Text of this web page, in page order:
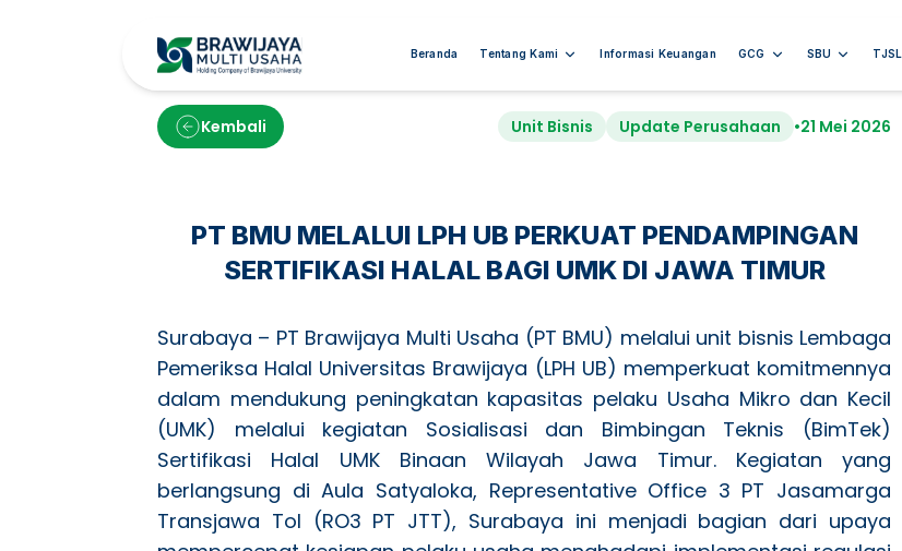
Beranda Tentang Kami Informasi Keuangan GCG SBU TJSL
Kembali Unit Bisnis Update Perusahaan •21 Mei 2026
PT BMU MELALUI LPH UB PERKUAT PENDAMPINGAN
SERTIFIKASI HALAL BAGI UMK DI JAWA TIMUR
Surabaya – PT Brawijaya Multi Usaha (PT BMU) melalui unit bisnis Lembaga
Pemeriksa Halal Universitas Brawijaya (LPH UB) memperkuat komitmennya
dalam mendukung peningkatan kapasitas pelaku Usaha Mikro dan Kecil
(UMK) melalui kegiatan Sosialisasi dan Bimbingan Teknis (BimTek)
Sertifikasi Halal UMK Binaan Wilayah Jawa Timur. Kegiatan yang
berlangsung di Aula Satyaloka, Representative Office 3 PT Jasamarga
Transjawa Tol (RO3 PT JTT), Surabaya ini menjadi bagian dari upaya